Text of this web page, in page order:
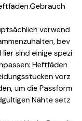
Gebrauch
verwend
bev
sind einige spezi
Heftfäden
vorz
um die Passform
Nähte setz